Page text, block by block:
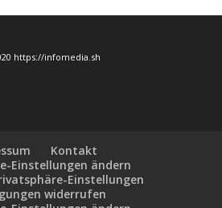
https://infomedia.sh
Kontakt
Einstellungen ändern
Einstellungen
widerrufen